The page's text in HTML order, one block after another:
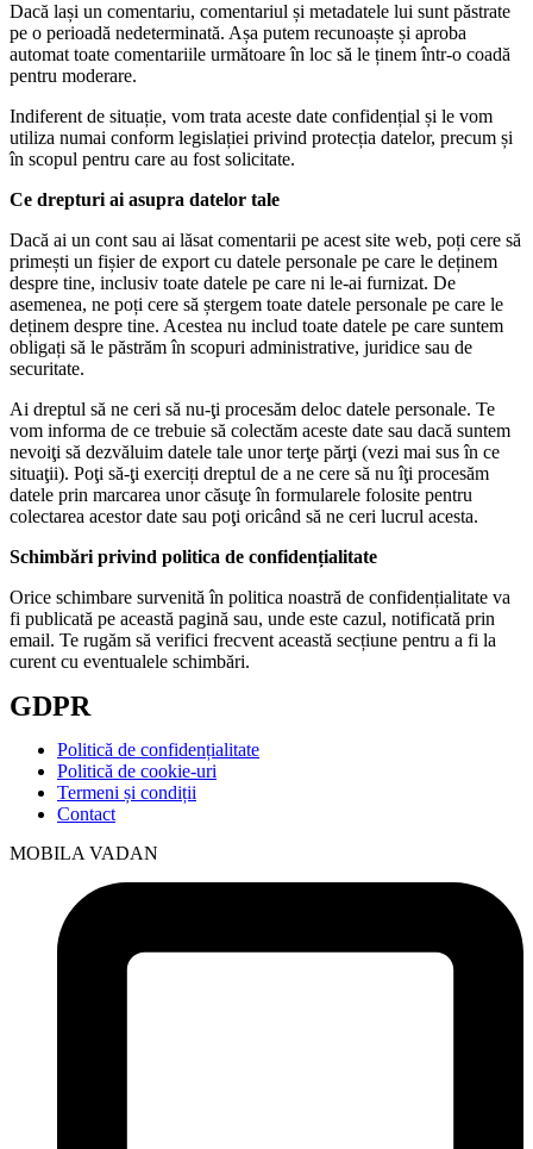
Dacă lași un comentariu, comentariul și metadatele lui sunt păstrate
pe o perioadă nedeterminată. Așa putem recunoaște și aproba
automat toate comentariile următoare în loc să le ținem într-o coadă
pentru moderare.
Indiferent de situație, vom trata aceste date confidențial și le vom
utiliza numai conform legislației privind protecția datelor, precum și
în scopul pentru care au fost solicitate.
Ce drepturi ai asupra datelor tale
Dacă ai un cont sau ai lăsat comentarii pe acest site web, poți cere să
primești un fișier de export cu datele personale pe care le deținem
despre tine, inclusiv toate datele pe care ni le-ai furnizat. De
asemenea, ne poți cere să ștergem toate datele personale pe care le
deținem despre tine. Acestea nu includ toate datele pe care suntem
obligați să le păstrăm în scopuri administrative, juridice sau de
securitate.
Ai dreptul să ne ceri să nu-ţi procesăm deloc datele personale. Te
vom informa de ce trebuie să colectăm aceste date sau dacă suntem
nevoiţi să dezvăluim datele tale unor terţe părţi (vezi mai sus în ce
situaţii). Poţi să-ţi exerciți dreptul de a ne cere să nu îţi procesăm
datele prin marcarea unor căsuţe în formularele folosite pentru
colectarea acestor date sau poţi oricând să ne ceri lucrul acesta.
Schimbări privind politica de confidențialitate
Orice schimbare survenită în politica noastră de confidențialitate va
fi publicată pe această pagină sau, unde este cazul, notificată prin
email. Te rugăm să verifici frecvent această secțiune pentru a fi la
curent cu eventualele schimbări.
GDPR
Politică de confidențialitate
Politică de cookie-uri
Termeni și condiții
Contact
MOBILA VADAN